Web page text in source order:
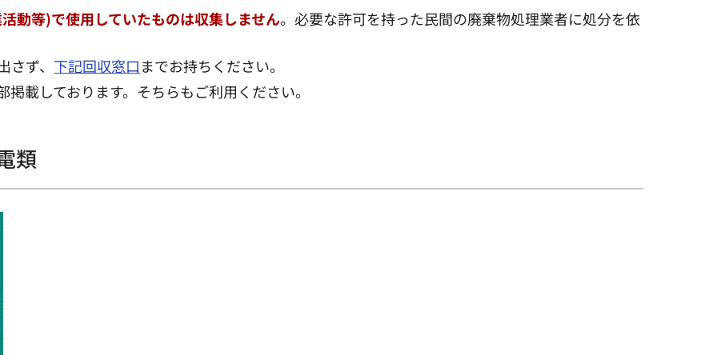
動等)で使用していたものは収集しません。必要な許可を持った民間の廃棄物処理業者に処分を依
ず、 下記回収窓口までお持ちください。
掲載しております。そちらもご利用ください。
類